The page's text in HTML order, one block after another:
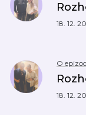
18. 12.
O
18. 12.